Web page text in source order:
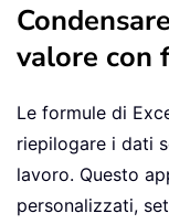
valore con
Le formule di
riepilogare i dati
lavoro. Questo
personalizzati,